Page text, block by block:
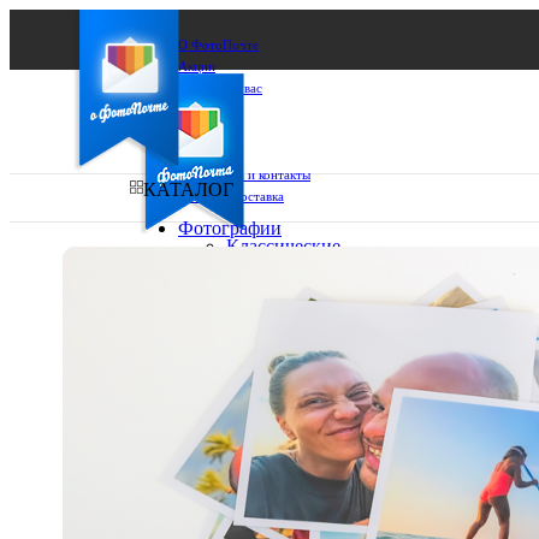
О ФотоПочте
Акции
Сделаем за вас
Бизнесу
FAQ
Франшиза
Поддержка и контакты
Оплата и доставка
Выберите из списка:
КАТАЛОГ
Фотографии
Классические
10х15
15х15
15х20
20х20
20х30
30х30
30х40
Фото
в